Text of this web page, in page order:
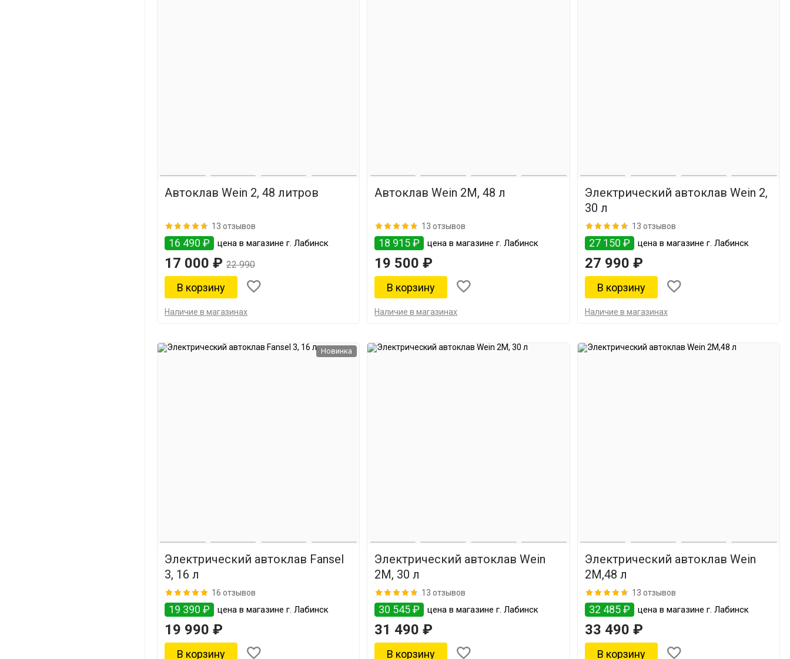
Автоклав Wein 2, 48 литров
13 отзывов
16 490 ₽ цена в магазине г. Лабинск
17 000 ₽ 22 990
Наличие в магазинах
Автоклав Wein 2M, 48 л
13 отзывов
18 915 ₽ цена в магазине г. Лабинск
19 500 ₽
Наличие в магазинах
Электрический автоклав Wein 2,
30 л
13 отзывов
27 150 ₽ цена в магазине г. Лабинск
27 990 ₽
Наличие в магазинах
Новинка
Электрический автоклав Fansel
3, 16 л
16 отзывов
19 390 ₽ цена в магазине г. Лабинск
19 990 ₽
Электрический автоклав Wein
2M, 30 л
13 отзывов
30 545 ₽ цена в магазине г. Лабинск
31 490 ₽
Электрический автоклав Wein
2M,48 л
13 отзывов
32 485 ₽ цена в магазине г. Лабинск
33 490 ₽